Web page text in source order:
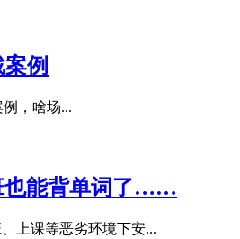
例
，啥场...
也能背单词了……
上课等恶劣环境下安...